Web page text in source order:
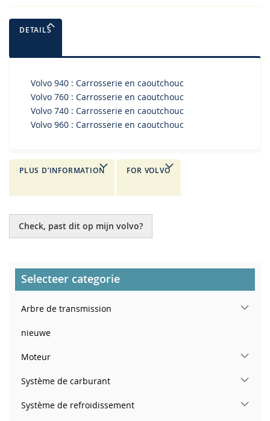
DETAILS
Volvo 940 : Carrosserie en caoutchouc
Volvo 760 : Carrosserie en caoutchouc
Volvo 740 : Carrosserie en caoutchouc
Volvo 960 : Carrosserie en caoutchouc
PLUS D’INFORMATION FOR VOLVO
Check, past dit op mijn volvo?
Selecteer categorie
Arbre de transmission
nieuwe
Moteur
Système de carburant
Système de refroidissement